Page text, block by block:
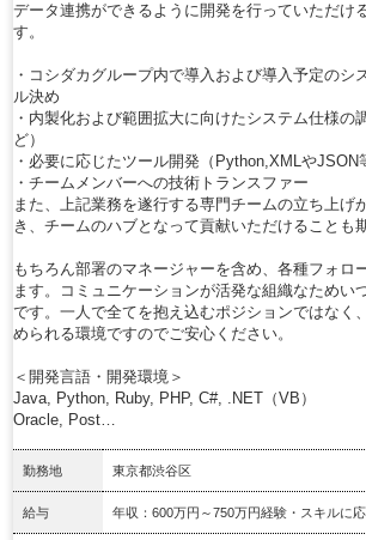
データ連携ができるように開発を行っていただけ
す。
・コシダカグループ内で導入および導入予定のシ
ル決め
・内製化および範囲拡大に向けたシステム仕様の
ど）
・必要に応じたツール開発（Python,XMLやJSON
・チームメンバーへの技術トランスファー
また、上記業務を遂行する専門チームの立ち上げ
き、チームのハブとなって貢献いただけることも
もちろん部署のマネージャーを含め、各種フォロ
ます。コミュニケーションが活発な組織なためい
です。一人で全てを抱え込むポジションではなく
められる環境ですのでご安心ください。
＜開発言語・開発環境＞
Java, Python, Ruby, PHP, C#, .NET（VB）
Oracle, Post…
勤務地 東京都渋谷区
給与 年収：600万円～750万円経験・スキルに